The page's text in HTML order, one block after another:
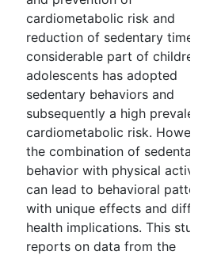
cardiometabolic risk and
reduction of sedentary time.
considerable part of
adolescents has adopted
sedentary behaviors and
subsequently a high
cardiometabolic risk.
the combination of
behavior with physical
can lead to behavioral
with unique effects and
health implications. This
reports on data from the